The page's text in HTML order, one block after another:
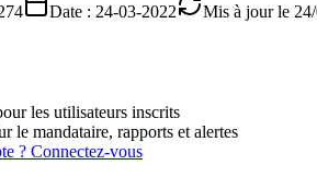
Date : 24-03-2022 Mis à jour le
les utilisateurs inscrits
le mandataire, rapports et alertes
? Connectez-vous